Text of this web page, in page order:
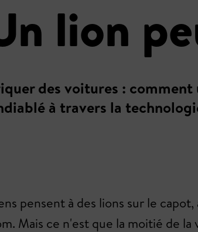
lion
des voitures :
à travers la
pensent à des lions sur le
Mais ce n'est que la moitié de